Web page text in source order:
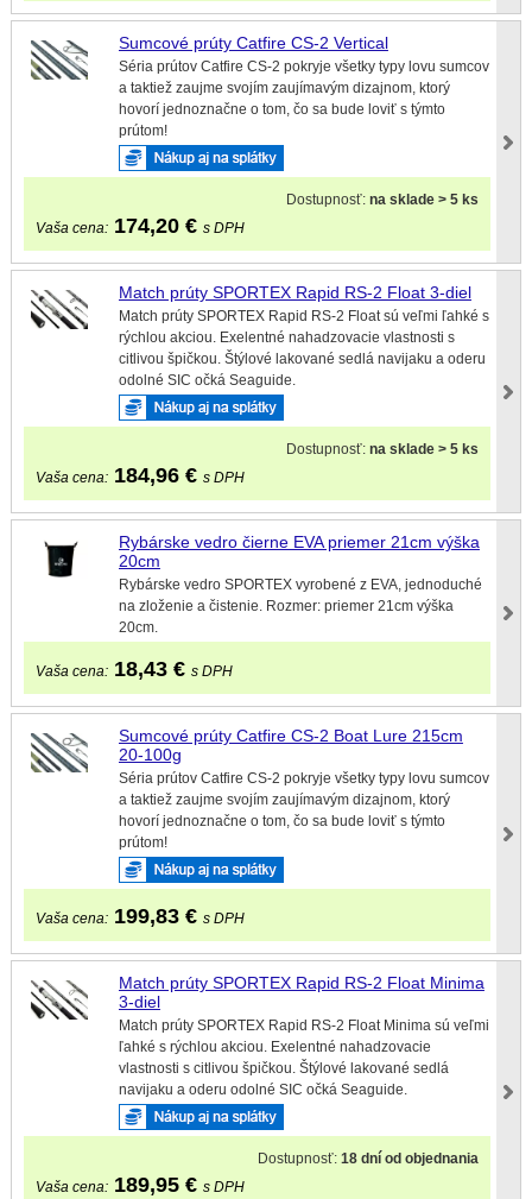
Sumcové prúty Catfire CS-2 Vertical
Séria prútov Catfire CS-2 pokryje všetky typy lovu sumcov
a taktiež zaujme svojím zaujímavým dizajnom, ktorý
hovorí jednoznačne o tom, čo sa bude loviť s týmto
prútom!
Dostupnosť:na sklade > 5 ks
Vaša cena: 174,20 € s DPH
Match prúty SPORTEX Rapid RS-2 Float 3-diel
Match prúty SPORTEX Rapid RS-2 Float sú veľmi ľahké s
rýchlou akciou. Exelentné nahadzovacie vlastnosti s
citlivou špičkou. Štýlové lakované sedlá navijaku a oderu
odolné SIC očká Seaguide.
Dostupnosť:na sklade > 5 ks
Vaša cena: 184,96 € s DPH
Rybárske vedro čierne EVA priemer 21cm výška
20cm
Rybárske vedro SPORTEX vyrobené z EVA, jednoduché
na zloženie a čistenie. Rozmer: priemer 21cm výška
20cm.
Vaša cena: 18,43 € s DPH
Sumcové prúty Catfire CS-2 Boat Lure 215cm
20-100g
Séria prútov Catfire CS-2 pokryje všetky typy lovu sumcov
a taktiež zaujme svojím zaujímavým dizajnom, ktorý
hovorí jednoznačne o tom, čo sa bude loviť s týmto
prútom!
Vaša cena: 199,83 € s DPH
Match prúty SPORTEX Rapid RS-2 Float Minima
3-diel
Match prúty SPORTEX Rapid RS-2 Float Minima sú veľmi
ľahké s rýchlou akciou. Exelentné nahadzovacie
vlastnosti s citlivou špičkou. Štýlové lakované sedlá
navijaku a oderu odolné SIC očká Seaguide.
Dostupnosť:18 dní od objednania
Vaša cena: 189,95 € s DPH